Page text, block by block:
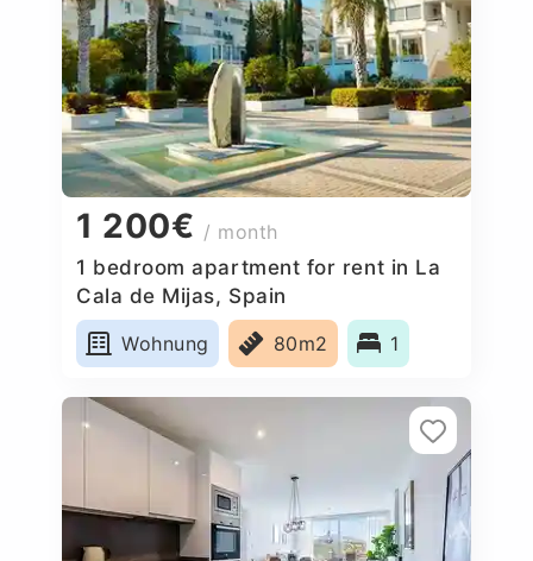
1 200€ / month
1 bedroom apartment for rent in La
Cala de Mijas, Spain
Wohnung
80m2 1